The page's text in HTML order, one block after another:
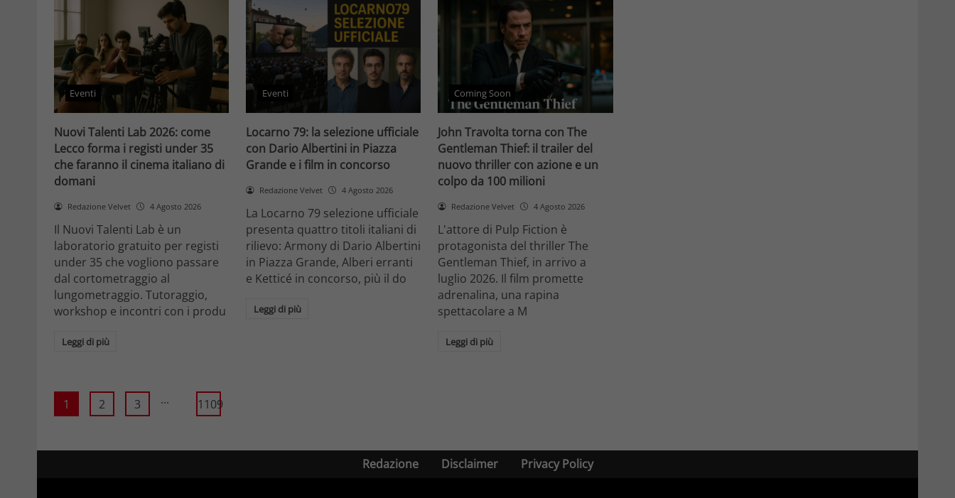
Eventi
Nuovi Talenti Lab 2026: come
Lecco forma i registi under 35
che faranno il cinema italiano di
domani
Redazione Velvet 4 Agosto 2026
Il Nuovi Talenti Lab è un
laboratorio gratuito per registi
under 35 che vogliono passare
dal cortometraggio al
lungometraggio. Tutoraggio,
workshop e incontri con i produ
Leggi di più
Eventi
Locarno 79: la selezione ufficiale
con Dario Albertini in Piazza
Grande e i film in concorso
Redazione Velvet 4 Agosto 2026
La Locarno 79 selezione ufficiale
presenta quattro titoli italiani di
rilievo: Armony di Dario Albertini
in Piazza Grande, Alberi erranti
e Ketticé in concorso, più il do
Leggi di più
Coming Soon
John Travolta torna con The
Gentleman Thief: il trailer del
nuovo thriller con azione e un
colpo da 100 milioni
Redazione Velvet 4 Agosto 2026
L'attore di Pulp Fiction è
protagonista del thriller The
Gentleman Thief, in arrivo a
luglio 2026. Il film promette
adrenalina, una rapina
spettacolare a M
Leggi di più
1 2 3 ... 1109
Redazione Disclaimer Privacy Policy